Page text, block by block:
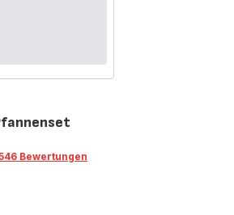
Bewertungen